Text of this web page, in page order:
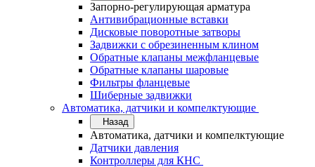
Запорно-регулирующая арматура
Антивибрационные вставки
Дисковые поворотные затворы
Задвижки с обрезиненным клином
Обратные клапаны межфланцевые
Обратные клапаны шаровые
Фильтры фланцевые
Шиберные задвижки
Автоматика, датчики и компелктующие
Назад
Автоматика, датчики и компелктующие
Датчики давления
Контроллеры для КНС